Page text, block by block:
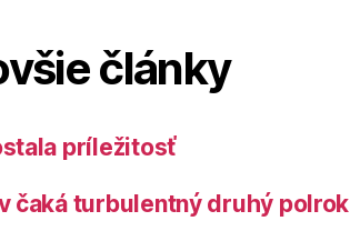
články
príležitosť
čaká turbulentný druhý polrok